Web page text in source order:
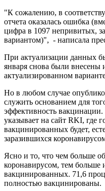
"К сожалению, в
отчета оказалась ошибка
цифра в 1097 непривитых,
вариантом)", - написала
При актуализации данных
января снова были внесены
актуализированном
Но в любом случае
служить основанием для
эффективность вакцинации.
указывает на сайт RKI, где
вакцинированных будет,
заразившихся
Ясно и то, что чем больше
коронавирусом, тем
вакцинированных. 71,6
полностью вакцинированы.